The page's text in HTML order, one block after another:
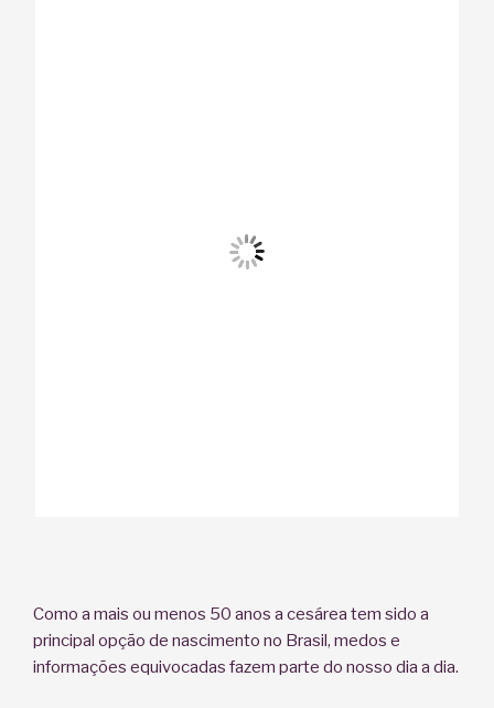
Como a mais ou menos 50 anos a cesárea tem sido a
principal opção de nascimento no Brasil, medos e
informações equivocadas fazem parte do nosso dia a dia.